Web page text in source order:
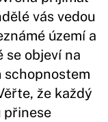
vás vedou
území a
objeví na
schopnostem
že každý
přinese